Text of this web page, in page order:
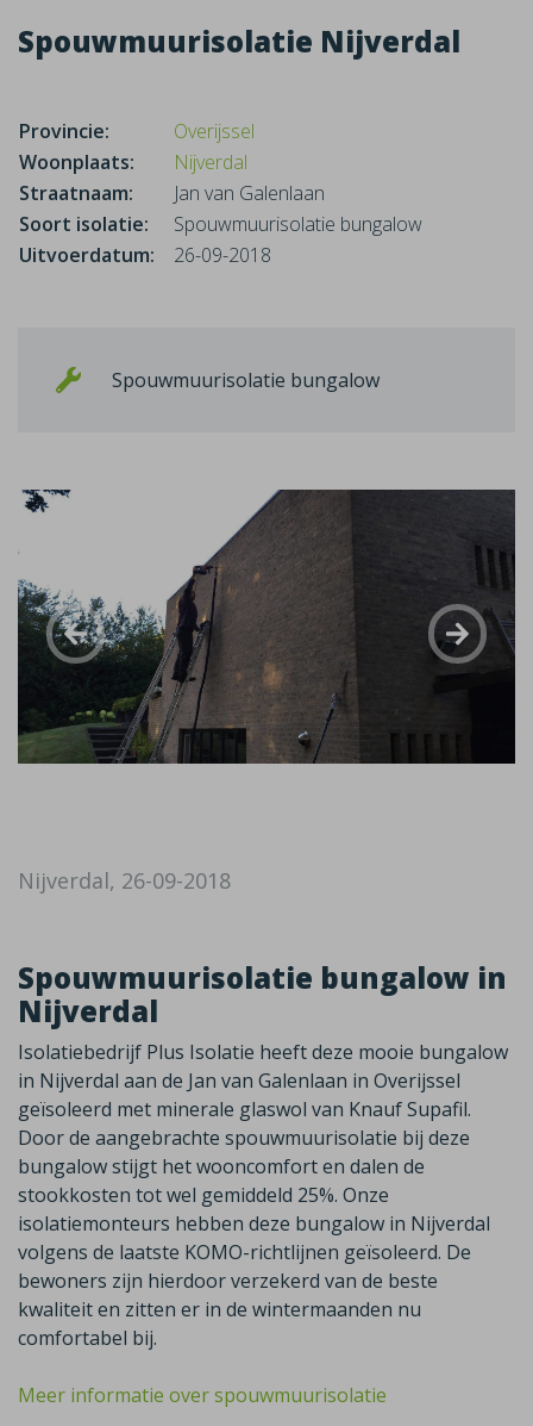
Spouwmuurisolatie Nijverdal
Provincie:
Overijssel
Woonplaats:
Nijverdal
Straatnaam:
Jan van Galenlaan
Soort isolatie:
Spouwmuurisolatie bungalow
Uitvoerdatum:
26-09-2018
Spouwmuurisolatie bungalow
Nijverdal, 26-09-2018
Spouwmuurisolatie bungalow in
Nijverdal
Isolatiebedrijf Plus Isolatie heeft deze mooie bungalow
in Nijverdal aan de Jan van Galenlaan in Overijssel
geïsoleerd met minerale glaswol van Knauf Supafil.
Door de aangebrachte spouwmuurisolatie bij deze
bungalow stijgt het wooncomfort en dalen de
stookkosten tot wel gemiddeld 25%. Onze
isolatiemonteurs hebben deze bungalow in Nijverdal
volgens de laatste KOMO-richtlijnen geïsoleerd. De
bewoners zijn hierdoor verzekerd van de beste
kwaliteit en zitten er in de wintermaanden nu
comfortabel bij.
Meer informatie over spouwmuurisolatie